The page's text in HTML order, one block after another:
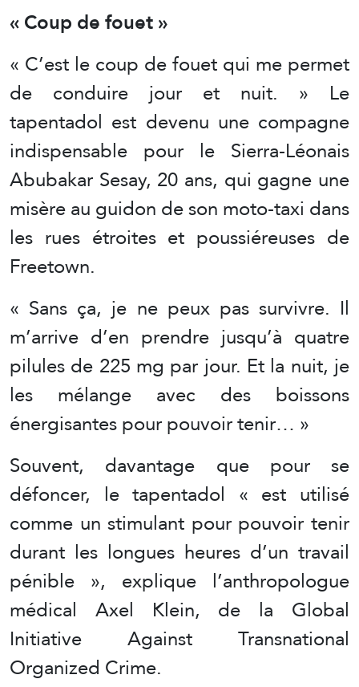
« Coup de fouet »
« C’est le coup de fouet qui me permet
de conduire jour et nuit. » Le
tapentadol est devenu une compagne
indispensable pour le Sierra-Léonais
Abubakar Sesay, 20 ans, qui gagne une
misère au guidon de son moto-taxi dans
les rues étroites et poussiéreuses de
Freetown.
« Sans ça, je ne peux pas survivre. Il
m’arrive d’en prendre jusqu’à quatre
pilules de 225 mg par jour. Et la nuit, je
les mélange avec des boissons
énergisantes pour pouvoir tenir… »
Souvent, davantage que pour se
défoncer, le tapentadol « est utilisé
comme un stimulant pour pouvoir tenir
durant les longues heures d’un travail
pénible », explique l’anthropologue
médical Axel Klein, de la Global
Initiative Against Transnational
Organized Crime.